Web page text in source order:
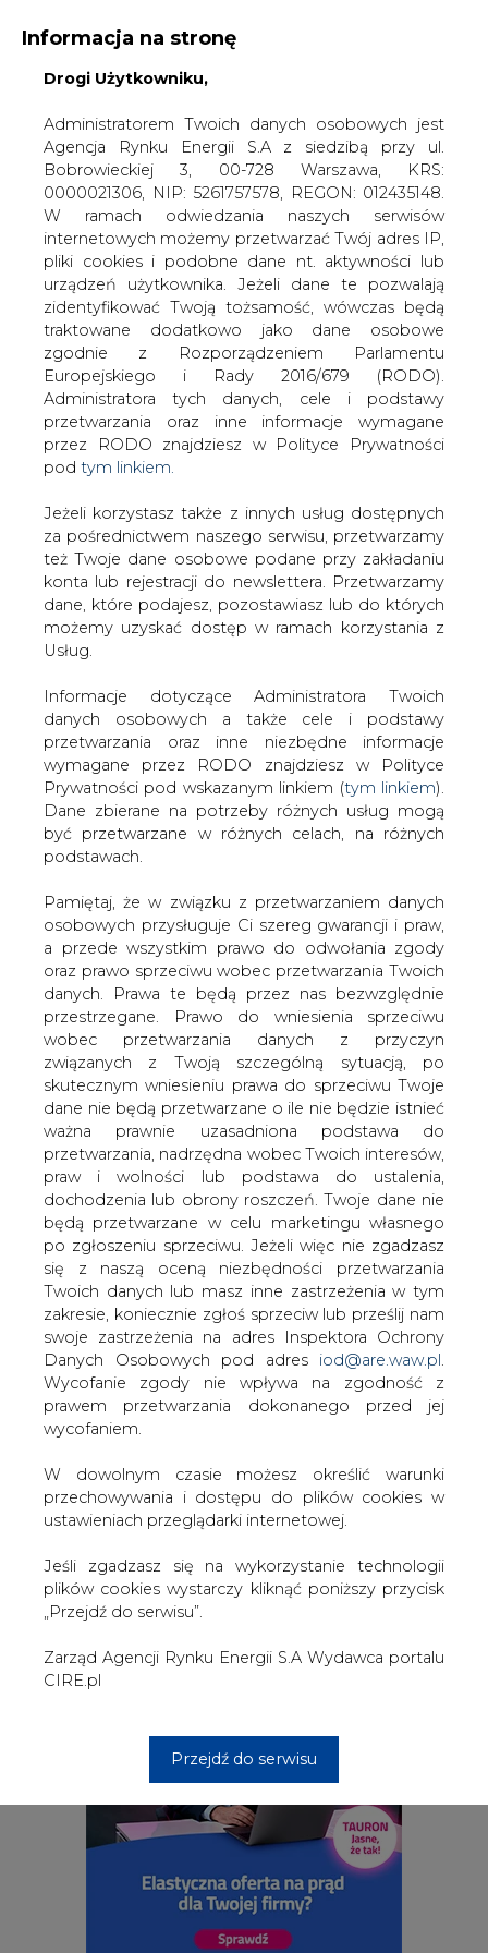
KONTAKT:
WYDAWCA PORTALU:
WYSOKI KONTRAST A A
ZALOGUJ SIĘ
WŁĄCZ CIRE.TV
Informacja na stronę
Drogi Użytkowniku,
Administratorem Twoich danych osobowych jest
Agencja Rynku Energii S.A z siedzibą przy ul.
Bobrowieckiej 3, 00-728 Warszawa, KRS:
0000021306, NIP: 5261757578, REGON: 012435148.
W ramach odwiedzania naszych serwisów
internetowych możemy przetwarzać Twój adres IP,
pliki cookies i podobne dane nt. aktywności lub
urządzeń użytkownika. Jeżeli dane te pozwalają
zidentyfikować Twoją tożsamość, wówczas będą
traktowane dodatkowo jako dane osobowe
zgodnie z Rozporządzeniem Parlamentu
Europejskiego i Rady 2016/679 (RODO).
Administratora tych danych, cele i podstawy
przetwarzania oraz inne informacje wymagane
przez RODO znajdziesz w Polityce Prywatności
pod tym linkiem.
Jeżeli korzystasz także z innych usług dostępnych
za pośrednictwem naszego serwisu, przetwarzamy
też Twoje dane osobowe podane przy zakładaniu
konta lub rejestracji do newslettera. Przetwarzamy
dane, które podajesz, pozostawiasz lub do których
możemy uzyskać dostęp w ramach korzystania z
Usług.
Informacje dotyczące Administratora Twoich
danych osobowych a także cele i podstawy
przetwarzania oraz inne niezbędne informacje
wymagane przez RODO znajdziesz w Polityce
Prywatności pod wskazanym linkiem (tym linkiem).
Dane zbierane na potrzeby różnych usług mogą
być przetwarzane w różnych celach, na różnych
podstawach.
Pamiętaj, że w związku z przetwarzaniem danych
osobowych przysługuje Ci szereg gwarancji i praw,
a przede wszystkim prawo do odwołania zgody
oraz prawo sprzeciwu wobec przetwarzania Twoich
danych. Prawa te będą przez nas bezwzględnie
przestrzegane. Prawo do wniesienia sprzeciwu
wobec przetwarzania danych z przyczyn
związanych z Twoją szczególną sytuacją, po
skutecznym wniesieniu prawa do sprzeciwu Twoje
dane nie będą przetwarzane o ile nie będzie istnieć
ważna prawnie uzasadniona podstawa do
przetwarzania, nadrzędna wobec Twoich interesów,
praw i wolności lub podstawa do ustalenia,
dochodzenia lub obrony roszczeń. Twoje dane nie
będą przetwarzane w celu marketingu własnego
po zgłoszeniu sprzeciwu. Jeżeli więc nie zgadzasz
się z naszą oceną niezbędności przetwarzania
Twoich danych lub masz inne zastrzeżenia w tym
zakresie, koniecznie zgłoś sprzeciw lub prześlij nam
swoje zastrzeżenia na adres Inspektora Ochrony
Danych Osobowych pod adres iod@are.waw.pl
Wycofanie zgody nie wpływa na zgodność z
prawem przetwarzania dokonanego przed jej
wycofaniem.
W dowolnym czasie możesz określić warunki
przechowywania i dostępu do plików cookies w
ustawieniach przeglądarki internetowej.
Jeśli zgadzasz się na wykorzystanie technologii
plików cookies wystarczy kliknąć poniższy przycisk
„Przejdź do serwisu”.
Zarząd Agencji Rynku Energii S.A Wydawca portalu
CIRE.pl
Przejdź do serwisu
NAJNOWSZE NAJCIEKAWSZE WAŻNY TEMAT
i I półrocze 2026 roku
2026-08-07 07:00
Senat nie wyraził zgody na zarządzenie przez
Prezydenta referendum
Bartosz Krysta odchodzi z Zarządu Enea i
wchodzi do Zarządu Polimex Mostostal